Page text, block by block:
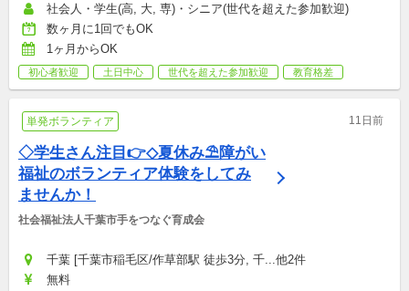
社会人・学生(高, 大, 専)・シニア(世代を超えた参加歓迎)
数ヶ月に1回でもOK
1ヶ月からOK
初心者歓迎 土日中心 世代を超えた参加歓迎 教育格差
単発ボランティア 11日前
◇学生さん注目👉◇夏休み⛱障がい
福祉のボランティア体験をしてみ
ませんか！
社会福祉法人千葉市手をつなぐ育成会
千葉 [千葉市稲毛区/作草部駅 徒歩3分, 千...他2件
無料